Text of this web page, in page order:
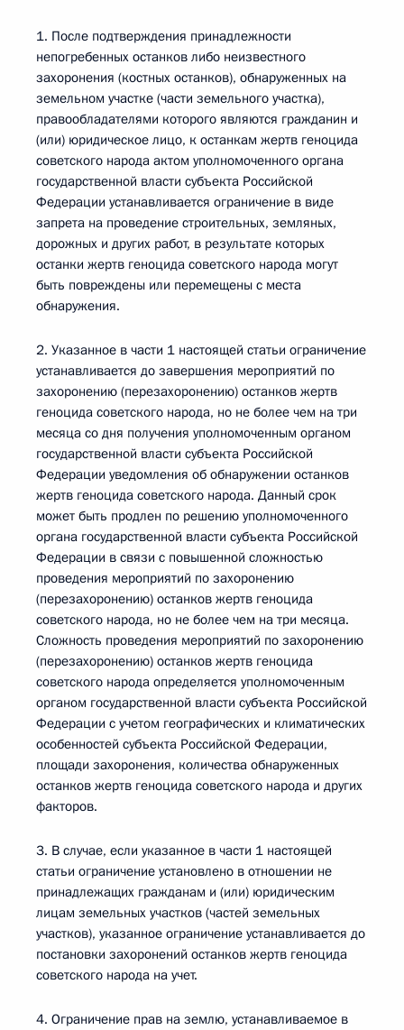
1. После подтверждения принадлежности
непогребенных останков либо неизвестного
захоронения (костных останков), обнаруженных на
земельном участке (части земельного участка),
правообладателями которого являются гражданин и
(или) юридическое лицо, к останкам жертв геноцида
советского народа актом уполномоченного органа
государственной власти субъекта Российской
Федерации устанавливается ограничение в виде
запрета на проведение строительных, земляных,
дорожных и других работ, в результате которых
останки жертв геноцида советского народа могут
быть повреждены или перемещены с места
обнаружения.
2. Указанное в части 1 настоящей статьи ограничение
устанавливается до завершения мероприятий по
захоронению (перезахоронению) останков жертв
геноцида советского народа, но не более чем на три
месяца со дня получения уполномоченным органом
государственной власти субъекта Российской
Федерации уведомления об обнаружении останков
жертв геноцида советского народа. Данный срок
может быть продлен по решению уполномоченного
органа государственной власти субъекта Российской
Федерации в связи с повышенной сложностью
проведения мероприятий по захоронению
(перезахоронению) останков жертв геноцида
советского народа, но не более чем на три месяца.
Сложность проведения мероприятий по захоронению
(перезахоронению) останков жертв геноцида
советского народа определяется уполномоченным
органом государственной власти субъекта Российской
Федерации с учетом географических и климатических
особенностей субъекта Российской Федерации,
площади захоронения, количества обнаруженных
останков жертв геноцида советского народа и других
факторов.
3. В случае, если указанное в части 1 настоящей
статьи ограничение установлено в отношении не
принадлежащих гражданам и (или) юридическим
лицам земельных участков (частей земельных
участков), указанное ограничение устанавливается до
постановки захоронений останков жертв геноцида
советского народа на учет.
4. Ограничение прав на землю, устанавливаемое в